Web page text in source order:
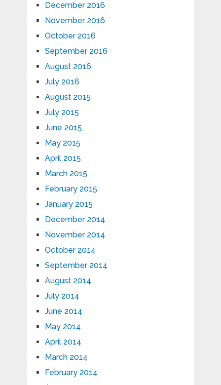
December 2016
November 2016
October 2016
September 2016
August 2016
July 2016
August 2015
July 2015
June 2015
May 2015
April 2015
March 2015
February 2015
January 2015
December 2014
November 2014
October 2014
September 2014
August 2014
July 2014
June 2014
May 2014
April 2014
March 2014
February 2014